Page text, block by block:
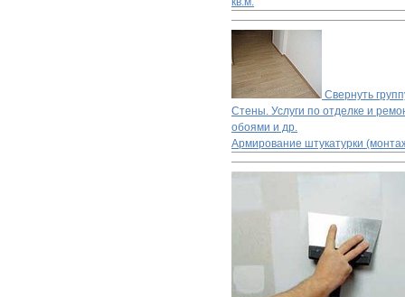
Свернуть
Стены. Услуги по отделке и
обоями и др.
Армирование штукатурки